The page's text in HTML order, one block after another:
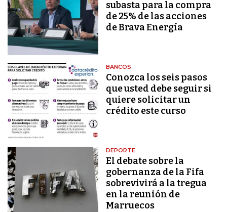
subasta para la compra
de 25% de las acciones
de Brava Energía
BANCOS
Conozca los seis pasos
que usted debe seguir si
quiere solicitar un
crédito este curso
DEPORTE
El debate sobre la
gobernanza de la Fifa
sobrevivirá a la tregua
en la reunión de
Marruecos